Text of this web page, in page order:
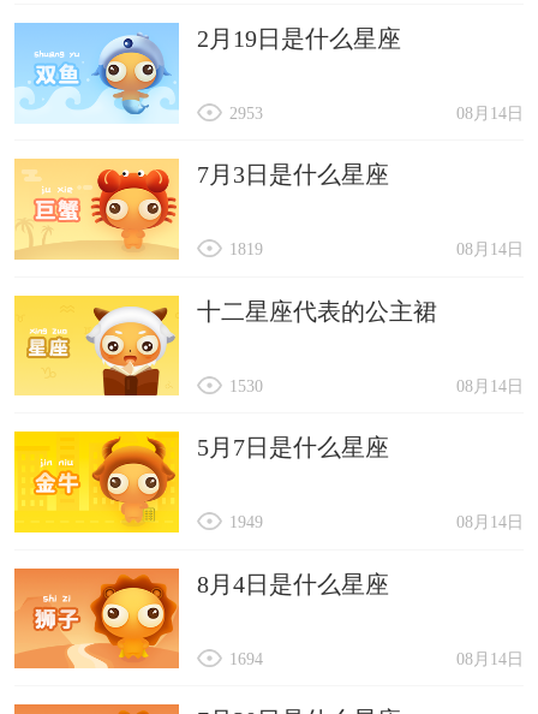
2月19日是什么星座
08月14日
2953
7月3日是什么星座
08月14日
1819
十二星座代表的公主裙
08月14日
1530
5月7日是什么星座
08月14日
1949
8月4日是什么星座
08月14日
1694